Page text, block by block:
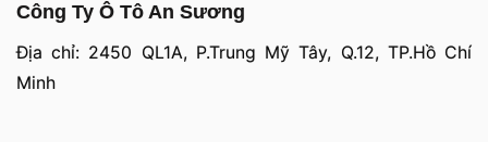
Công Ty Ô Tô An Sương
Địa chỉ: 2450 QL1A, P.Trung Mỹ Tây, Q.12, TP.Hồ Chí
Minh